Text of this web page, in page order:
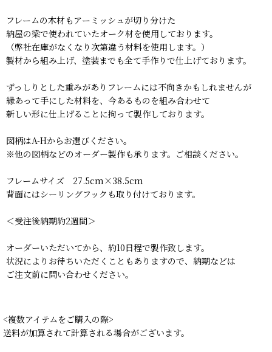
フレームの木材もアーミッシュが切り分けた
納屋の梁で使われていたオーク材を使用しております。
（弊社在庫がなくなり次第違う材料を使用します。）
製材から組み上げ、塗装までも全て手作りで仕上げております。
ずっしりとした重みがありフレームには不向きかもしれませんが
縁あって手にした材料を、今あるものを組み合わせて
新しい形に仕上げることに拘って製作しております。
図柄はA-Hからお選びください。
※他の図柄などのオーダー製作も承ります。ご相談ください。
フレームサイズ 27.5cm×38.5cm
背面にはシーリングフックも取り付けております。
＜受注後納期約2週間＞
オーダーいただいてから、約10日程で製作致します。
状況によりお待ちいただくこともありますので、納期などは
ご注文前に問い合わせください。
<複数アイテムをご購入の際>
送料が加算されて計算される場合がございます。